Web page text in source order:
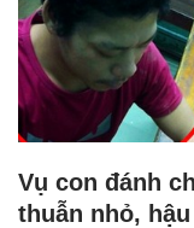
Vụ con đánh
thuẫn nhỏ,